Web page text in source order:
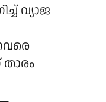
വ്യാജ